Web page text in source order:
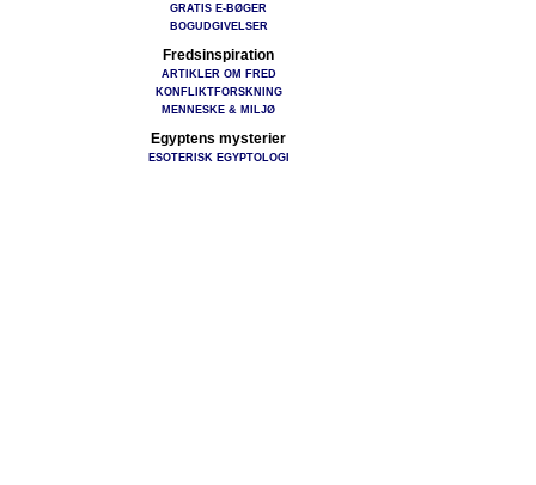
GRATIS E-BØGER
BOGUDGIVELSER
Fredsinspiration
ARTIKLER OM FRED
KONFLIKTFORSKNING
MENNESKE & MILJØ
Egyptens mysterier
ESOTERISK EGYPTOLOGI